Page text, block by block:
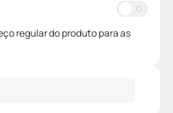
regular do produto para as